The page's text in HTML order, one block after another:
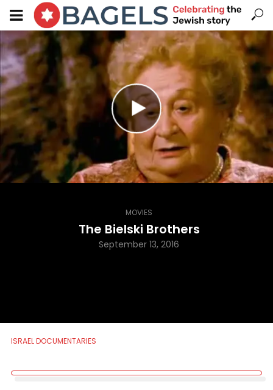
MOVIES
The Bielski Brothers
September 13, 2016
ISRAEL DOCUMENTARIES